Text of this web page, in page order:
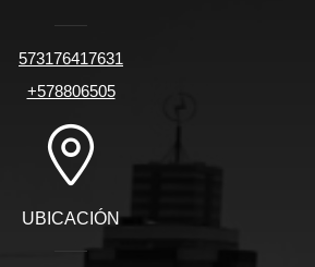
573176417631
+578806505
UBICACIÓN